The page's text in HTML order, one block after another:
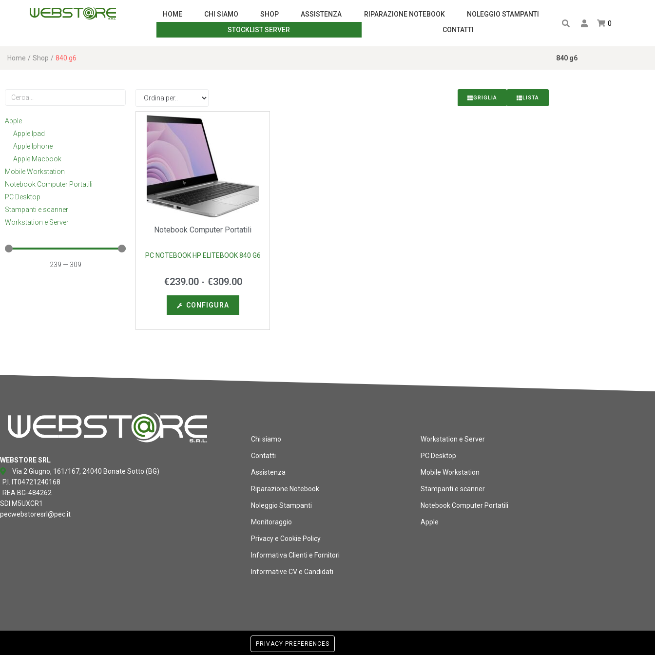
HOME CHI SIAMO SHOP ASSISTENZA RIPARAZIONE NOTEBOOK
NOLEGGIO STAMPANTI
STOCKLIST SERVER
CONTATTI
0
840 g6
Home / Shop / 840 g6
Apple
Apple Ipad
Apple Iphone
Apple Macbook
Mobile Workstation
Notebook Computer Portatili
PC Desktop
Stampanti e scanner
Workstation e Server
239 — 309
GRIGLIA LISTA
Notebook Computer Portatili
PC NOTEBOOK HP ELITEBOOK 840 G6
€239.00 - €309.00
CONFIGURA
WEBSTORE SRL
Via 2 Giugno, 161/167, 24040 Bonate Sotto (BG)
P.I. IT04721240168
REA BG-484262
SDI M5UXCR1
pecwebstoresrl@pec.it
Chi siamo
Contatti
Assistenza
Riparazione Notebook
Noleggio Stampanti
Monitoraggio
Privacy e Cookie Policy
Informativa Clienti e Fornitori
Informative CV e Candidati
Workstation e Server
PC Desktop
Mobile Workstation
Stampanti e scanner
Notebook Computer Portatili
Apple
PRIVACY PREFERENCES